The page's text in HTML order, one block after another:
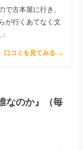
で古本屋に行き、
が行くあてなく文
口コミを見てみる →
なのか』（毎